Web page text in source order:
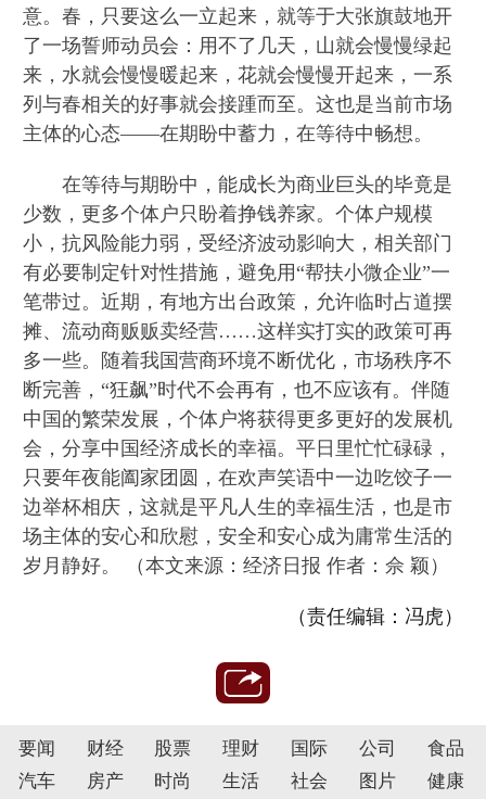
意。春，只要这么一立起来，就等于大张旗鼓地开
了一场誓师动员会：用不了几天，山就会慢慢绿起
来，水就会慢慢暖起来，花就会慢慢开起来，一系
列与春相关的好事就会接踵而至。这也是当前市场
主体的心态——在期盼中蓄力，在等待中畅想。
在等待与期盼中，能成长为商业巨头的毕竟是
少数，更多个体户只盼着挣钱养家。个体户规模
小，抗风险能力弱，受经济波动影响大，相关部门
有必要制定针对性措施，避免用“帮扶小微企业”一
笔带过。近期，有地方出台政策，允许临时占道摆
摊、流动商贩贩卖经营……这样实打实的政策可再
多一些。随着我国营商环境不断优化，市场秩序不
断完善，“狂飙”时代不会再有，也不应该有。伴随
中国的繁荣发展，个体户将获得更多更好的发展机
会，分享中国经济成长的幸福。平日里忙忙碌碌，
只要年夜能阖家团圆，在欢声笑语中一边吃饺子一
边举杯相庆，这就是平凡人生的幸福生活，也是市
场主体的安心和欣慰，安全和安心成为庸常生活的
岁月静好。 （本文来源：经济日报 作者：佘 颖）
（责任编辑：冯虎）
要闻 财经 股票 理财 国际 公司
食品
汽车
房产 时尚 生活 社会 图片 健康